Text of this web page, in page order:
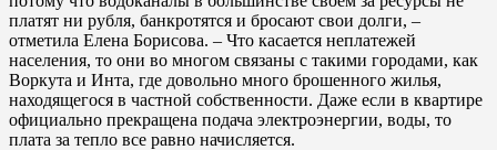
платят ни рубля, банкротятся и бросают свои долги, –
отметила Елена Борисова. – Что касается неплатежей
населения, то они во многом связаны с такими городами, как
Воркута и Инта, где довольно много брошенного жилья,
находящегося в частной собственности. Даже если в квартире
официально прекращена подача электроэнергии, воды, то
плата за тепло все равно начисляется.